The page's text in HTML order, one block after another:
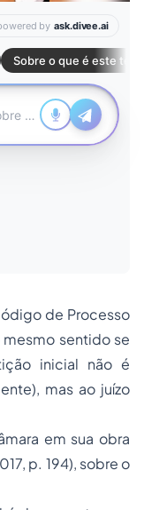
de Processo
sentido se
inicial não é
), mas ao juízo
em sua obra
p. 194), sobre o